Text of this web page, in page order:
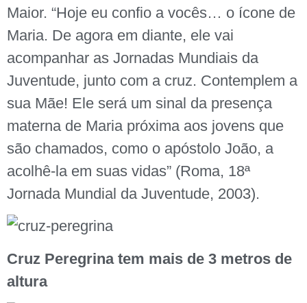
Maior. “Hoje eu confio a vocês… o ícone de
Maria. De agora em diante, ele vai
acompanhar as Jornadas Mundiais da
Juventude, junto com a cruz. Contemplem a
sua Mãe! Ele será um sinal da presença
materna de Maria próxima aos jovens que
são chamados, como o apóstolo João, a
acolhê-la em suas vidas” (Roma, 18ª
Jornada Mundial da Juventude, 2003).
Cruz Peregrina tem mais de 3 metros de
altura